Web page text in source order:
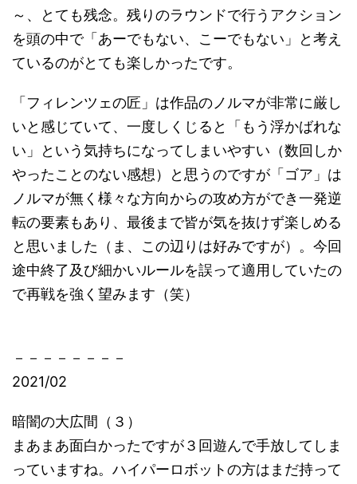
～、とても残念。残りのラウンドで行うアクション
を頭の中で「あーでもない、こーでもない」と考え
ているのがとても楽しかったです。
「フィレンツェの匠」は作品のノルマが非常に厳し
いと感じていて、一度しくじると「もう浮かばれな
い」という気持ちになってしまいやすい（数回しか
やったことのない感想）と思うのですが「ゴア」は
ノルマが無く様々な方向からの攻め方ができ一発逆
転の要素もあり、最後まで皆が気を抜けず楽しめる
と思いました（ま、この辺りは好みですが）。今回
途中終了及び細かいルールを誤って適用していたの
で再戦を強く望みます（笑）
－－－－－－－－
2021/02
暗闇の大広間（３）
まあまあ面白かったですが３回遊んで手放してしま
っていますね。ハイパーロボットの方はまだ持って